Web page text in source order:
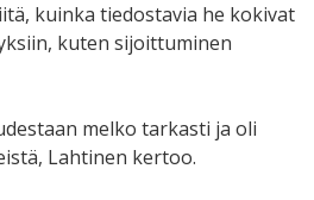
kuinka tiedostavia he kokivat
kuten sijoittuminen
melko tarkasti ja oli
Lahtinen kertoo.